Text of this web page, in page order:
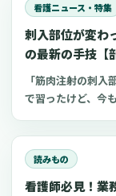
看護ニュース・特集
刺入部位が変わ
の最新の手技【
「筋肉注射の刺
で習ったけど、今
び方、針のゲージ
を避けるポイント
します。
読みもの
看護師必見！業